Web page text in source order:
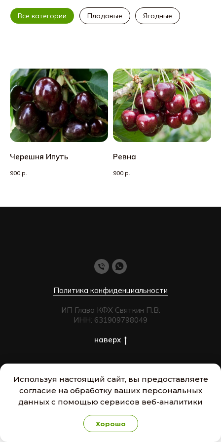
Меню Каталог
Используя настоящий сайт, вы предоставляете
согласие на обработку ваших персональных
данных с помощью сервисов веб-аналитики
Хорошо
Все категории Плодовые Ягодные
Черешня Ипуть
900 р.
Ревна
900 р.
Политика конфиденциальности
ИП Глава КФХ Святкин П.В.
ИНН: 631909798049
наверх